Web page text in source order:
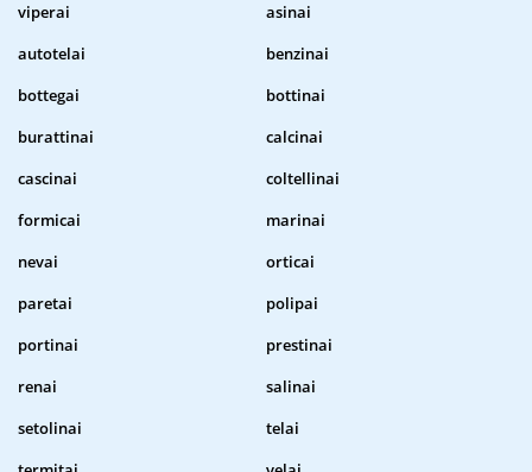
viperai
asinai
autotelai
benzinai
bottegai
bottinai
burattinai
calcinai
cascinai
coltellinai
formicai
marinai
nevai
orticai
paretai
polipai
portinai
prestinai
renai
salinai
setolinai
telai